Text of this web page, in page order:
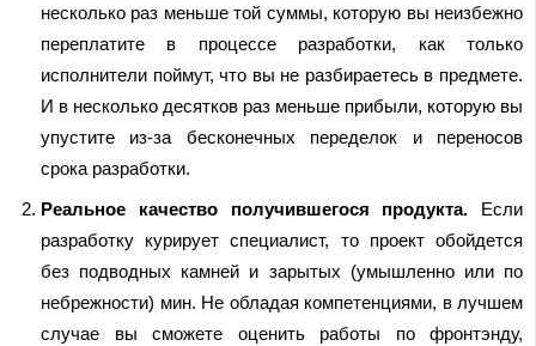
несколько раз меньше той суммы, которую вы неизбежно
переплатите в процессе разработки, как только
исполнители поймут, что вы не разбираетесь в предмете.
И в несколько десятков раз меньше прибыли, которую вы
упустите из-за бесконечных переделок и переносов
срока разработки.
Реальное качество получившегося продукта. Если
разработку курирует специалист, то проект обойдется
без подводных камней и зарытых (умышленно или по
небрежности) мин. Не обладая компетенциями, в лучшем
случае вы сможете оценить работы по фронтэнду,